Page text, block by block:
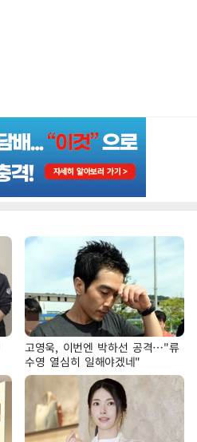
고영욱, 이번엔 박하선 공격…"류
수영 열심히 일해야겠네"